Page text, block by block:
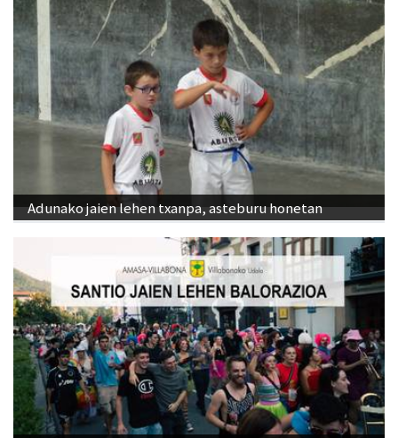
Adunako jaien lehen txanpa, asteburu honetan